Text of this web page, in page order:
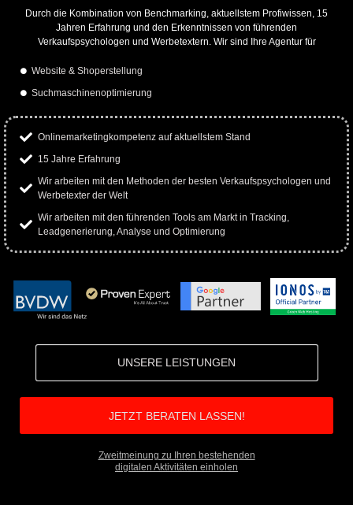
Durch die Kombination von Benchmarking, aktuellstem Profiwissen, 15
Jahren Erfahrung und den Erkenntnissen von führenden
Verkaufspsychologen und Werbetextern. Wir sind Ihre Agentur für
Website & Shoperstellung
Suchmaschinenoptimierung
Onlinemarketingkompetenz auf aktuellstem Stand
15 Jahre Erfahrung
Wir arbeiten mit den Methoden der besten Verkaufspsychologen und
Werbetexter der Welt
Wir arbeiten mit den führenden Tools am Markt in Tracking,
Leadgenerierung, Analyse und Optimierung
UNSERE LEISTUNGEN
JETZT BERATEN LASSEN!
Zweitmeinung zu Ihren bestehenden
digitalen Aktivitäten einholen